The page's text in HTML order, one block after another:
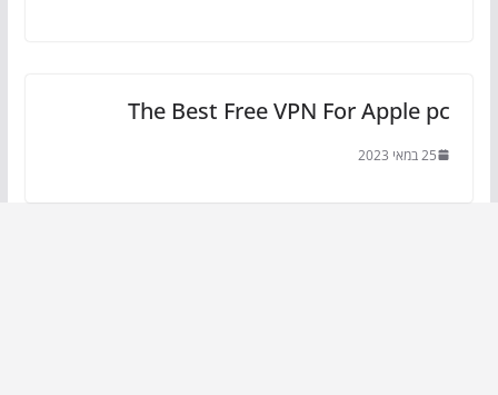
The Best Free VPN For Apple pc
25 במאי 2023